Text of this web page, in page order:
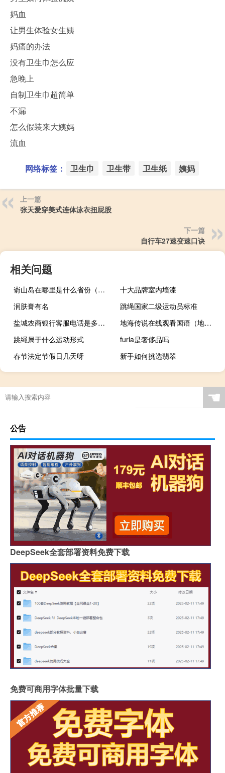
妈血
让男生体验女生姨
妈痛的办法
没有卫生巾怎么应
急晚上
自制卫生巾超简单
不漏
怎么假装来大姨妈
流血
网络标签： 卫生巾 卫生带 卫生纸 姨妈
上一篇
张天爱穿美式连体泳衣扭屁股
下一篇
自行车27速变速口诀
相关问题
嵛山岛在哪里是什么省份（嵛山岛在哪）
十大品牌室内墙漆
润肤膏有名
跳绳国家二级运动员标准
盐城农商银行客服电话是多少（盐城农商银行）
地海传说在线观看国语（地海传说bt）
跳绳属于什么运动形式
furla是奢侈品吗
春节法定节假日几天呀
新手如何挑选翡翠
☚
公告
DeepSeek全套部署资料免费下载
免费可商用字体批量下载